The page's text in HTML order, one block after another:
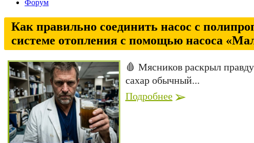
Форум
Как правильно соединить насос с
системе отопления с помощью насоса
🩸 Мясников раскрыл
сахар обычный...
Подробнее